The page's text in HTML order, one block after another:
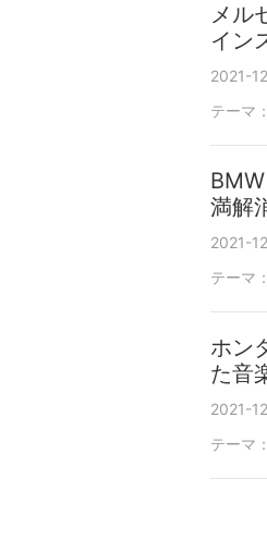
メル
イン
2021-
テーマ：
満解
2021-
テーマ：
ホン
た音
2021-
テーマ：